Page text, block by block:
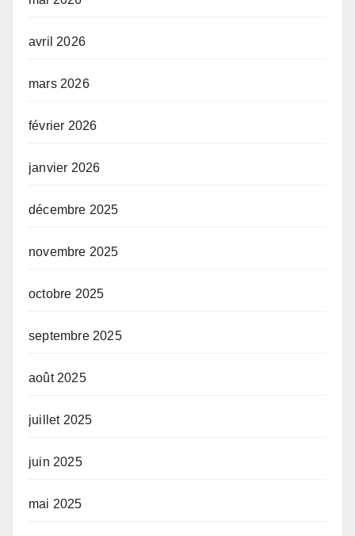
avril 2026
mars 2026
février 2026
janvier 2026
décembre 2025
novembre 2025
octobre 2025
septembre 2025
août 2025
juillet 2025
juin 2025
mai 2025